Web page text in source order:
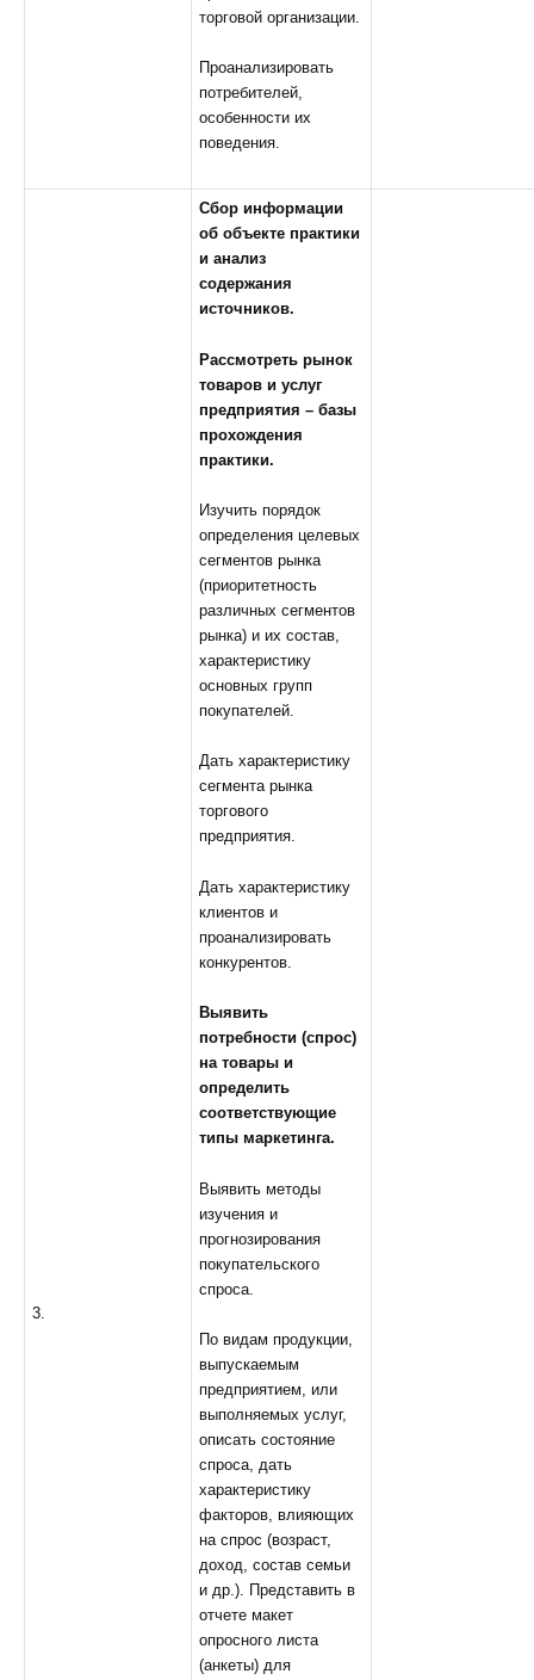
торговой организации.
Проанализировать
потребителей,
особенности их
поведения.
3.
Сбор информации
об объекте практики
и анализ
содержания
источников.
Рассмотреть рынок
товаров и услуг
предприятия – базы
прохождения
практики.
Изучить порядок
определения целевых
сегментов рынка
(приоритетность
различных сегментов
рынка) и их состав,
характеристику
основных групп
покупателей.
Дать характеристику
сегмента рынка
торгового
предприятия.
Дать характеристику
клиентов и
проанализировать
конкурентов.
Выявить
потребности (спрос)
на товары и
определить
соответствующие
типы маркетинга.
Выявить методы
изучения и
прогнозирования
покупательского
спроса.
По видам продукции,
выпускаемым
предприятием, или
выполняемых услуг,
описать состояние
спроса, дать
характеристику
факторов, влияющих
на спрос (возраст,
доход, состав семьи
и др.). Представить в
отчете макет
опросного листа
(анкеты) для